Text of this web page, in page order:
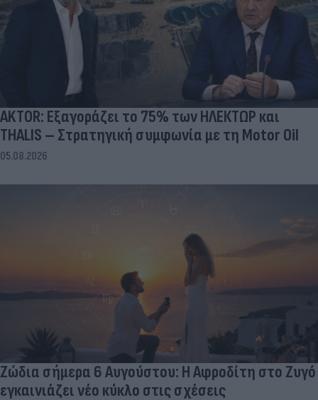
AKTOR: Εξαγοράζει το 75% των ΗΛΕΚΤΩΡ και
THALIS – Στρατηγική συμφωνία με τη Motor Oil
05.08.2026
Ζώδια σήμερα 6 Αυγούστου: Η Αφροδίτη στο Ζυγό
εγκαινιάζει νέο κύκλο στις σχέσεις